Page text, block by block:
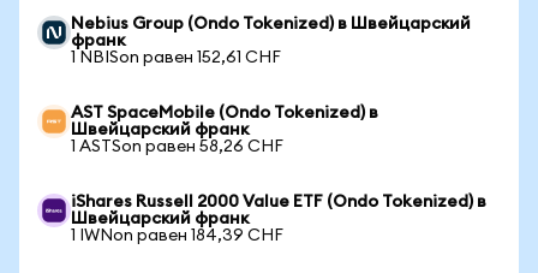
Nebius Group (Ondo Tokenized) в Швейцарский
франк
1 NBISon равен 152,61 CHF
AST SpaceMobile (Ondo Tokenized) в
Швейцарский франк
1 ASTSon равен 58,26 CHF
iShares Russell 2000 Value ETF (Ondo Tokenized) в
Швейцарский франк
1 IWNon равен 184,39 CHF